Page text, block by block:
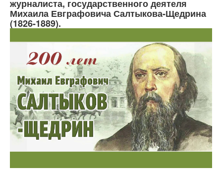
журналиста, государственного деятеля
Михаила Евграфовича Салтыкова-Щедрина
(1826-1889).